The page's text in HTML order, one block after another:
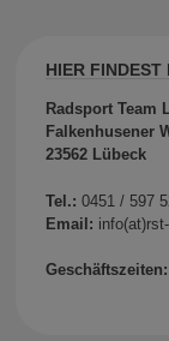
HIER FINDEST
Radsport Team
Falkenhusener
23562 Lübeck
Tel.: 0451 / 597
Email:
Geschäftszeiten: